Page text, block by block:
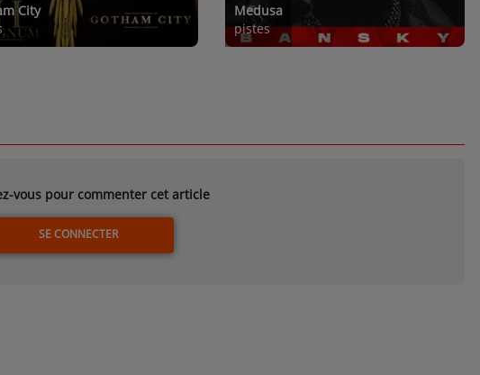
City
Medusa
pistes
vous pour commenter cet article
SE CONNECTER